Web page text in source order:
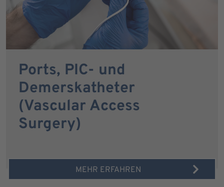
Ports, PIC- und
Demerskatheter
(Vascular Access
Surgery)
MEHR ERFAHREN